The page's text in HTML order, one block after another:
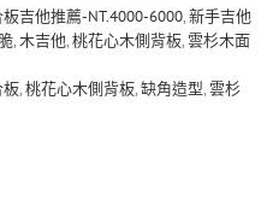
吉他推薦-NT.4000-6000,新手吉他
,木吉他,桃花心木側背板,雲杉木面
板,桃花心木側背板,缺角造型,雲杉